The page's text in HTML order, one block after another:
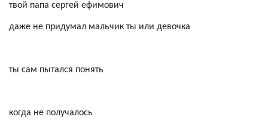
твой папа сергей ефимович
даже не придумал мальчик ты или девочка
ты сам пытался понять
когда не получалось